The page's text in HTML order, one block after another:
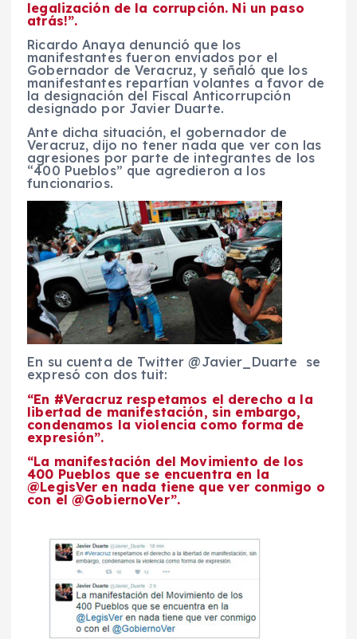
legalización de la corrupción. Ni un paso
atrás!”.
Ricardo Anaya denunció que los
manifestantes fueron enviados por el
Gobernador de Veracruz, y señaló que los
manifestantes repartían volantes a favor de
la designación del Fiscal Anticorrupción
designado por Javier Duarte.
Ante dicha situación, el gobernador de
Veracruz, dijo no tener nada que ver con las
agresiones por parte de integrantes de los
“400 Pueblos” que agredieron a los
funcionarios.
En su cuenta de Twitter ‏@Javier_Duarte se
expresó con dos tuit:
“En #Veracruz respetamos el derecho a la
libertad de manifestación, sin embargo,
condenamos la violencia como forma de
expresión”.
“La manifestación del Movimiento de los
400 Pueblos que se encuentra en la
@LegisVer en nada tiene que ver conmigo o
con el @GobiernoVer”.